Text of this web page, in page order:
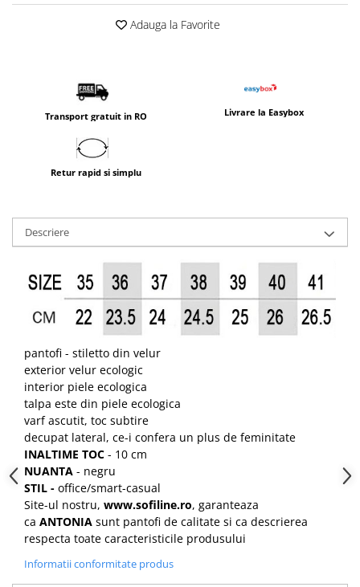
Adauga la Favorite
Transport gratuit in RO Livrare la Easybox
Retur rapid si simplu
Descriere
pantofi - stiletto din velur
exterior velur ecologic
interior piele ecologica
talpa este din piele ecologica
varf ascutit, toc subtire
decupat lateral, ce-i confera un plus de feminitate
INALTIME TOC - 10 cm
NUANTA - negru
STIL - office/smart-casual
Site-ul nostru, www.sofiline.ro, garanteaza
ca ANTONIA sunt pantofi de calitate si ca descrierea
respecta toate caracteristicile produsului
Informatii conformitate produs